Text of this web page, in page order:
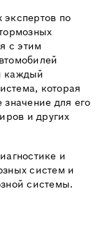
по
с этим
каждый
которая
для его
и других
и
систем и
системы.